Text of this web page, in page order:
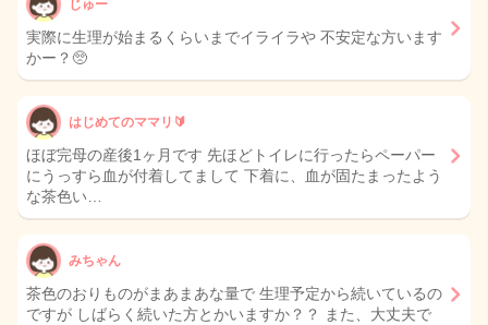
じゅー
実際に生理が始まるくらいまでイライラや 不安定な方います
かー？🥺
はじめてのママリ🔰
ほぼ完母の産後1ヶ月です 先ほどトイレに行ったらペーパー
にうっすら血が付着してまして 下着に、血が固たまったよう
な茶色い…
みちゃん
茶色のおりものがまあまあな量で 生理予定から続いているの
ですが しばらく続いた方とかいますか？？ また、大丈夫で